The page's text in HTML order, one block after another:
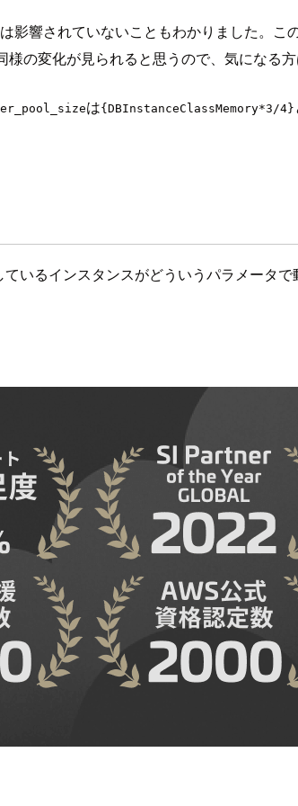
影響されていないこともわかりました。こ
の変化が見られると思うので、気になる方
は{DBInstanceClassMemory*3/4}
いるインスタンスがどういうパラメータ